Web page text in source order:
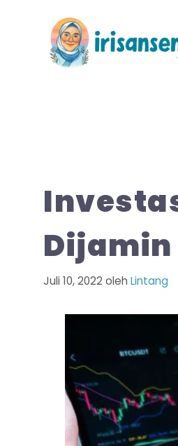
Juli 10, 2022 oleh Lintang